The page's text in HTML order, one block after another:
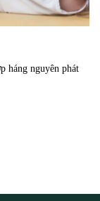
háng nguyên phát